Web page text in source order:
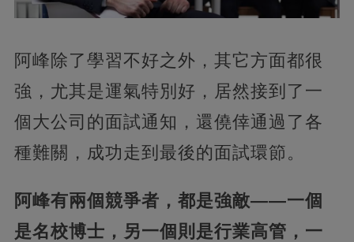
阿峰除了學習不好之外，其它方面都很
強，尤其是運氣特別好，居然接到了一
個大公司的面試通知，還僥倖通過了各
種難關，成功走到最後的面試環節。
阿峰有兩個競爭者，都是強敵——一個
是名校博士，另一個則是行業高管，一